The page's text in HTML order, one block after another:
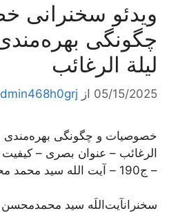
ویدئو سخنرانی
چگونگی
لیلة الرغائب
05/15/2025 از
خصوصیات و چگونگی بهره‌مندی
الرغائب – عنوان بصری –
– ج190 – آیت‌ الله سید محمد محسن طهرانی
سخنرانآیت‌اللَه سید